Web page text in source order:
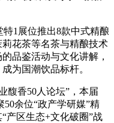
1展位推出8款中式精酿
莉花茶等名茶与精酿技术
品鉴活动与文化讲解，
为国潮饮品标杆。
香50人论坛”，本届
50余位“政产学研媒”精
产区生态+文化破圈”战